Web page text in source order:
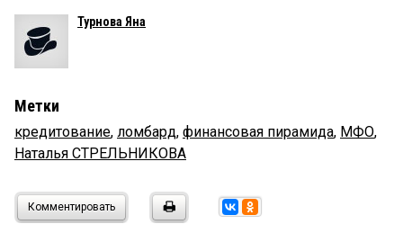
Турнова Яна
Метки
кредитование, ломбард, финансовая пирамида, МФО,
Наталья СТРЕЛЬНИКОВА
Комментировать